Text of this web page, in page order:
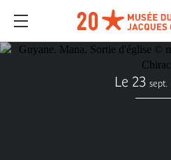
Le 23 sept.